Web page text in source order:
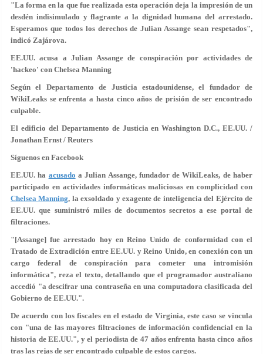
"La forma en la que fue realizada esta operación deja la impresión de un
desdén indisimulado y flagrante a la dignidad humana del arrestado.
Esperamos que todos los derechos de Julian Assange sean respetados",
indicó Zajárova.
EE.UU. acusa a Julian Assange de conspiración por actividades de
'hackeo' con Chelsea Manning
Según el Departamento de Justicia estadounidense, el fundador de
WikiLeaks se enfrenta a hasta cinco años de prisión de ser encontrado
culpable.
El edificio del Departamento de Justicia en Washington D.C., EE.UU. /
Jonathan Ernst / Reuters
Síguenos en Facebook
EE.UU. ha acusado a Julian Assange, fundador de WikiLeaks, de haber
participado en actividades informáticas maliciosas en complicidad con
Chelsea Manning, la exsoldado y exagente de inteligencia del Ejército de
EE.UU. que suministró miles de documentos secretos a ese portal de
filtraciones.
"[Assange] fue arrestado hoy en Reino Unido de conformidad con el
Tratado de Extradición entre EE.UU. y Reino Unido, en conexión con un
cargo federal de conspiración para cometer una intromisión
informática", reza el texto, detallando que el programador australiano
accedió "adescifrar una contraseña en una computadora clasificada del
Gobierno de EE.UU.".
De acuerdo con los fiscales en el estado de Virginia, este caso se vincula
con "una de las mayores filtraciones de información confidencial en la
historia de EE.UU.", y el periodista de 47 años enfrenta hastacinco años
tras las rejas de ser encontrado culpable de estos cargos.